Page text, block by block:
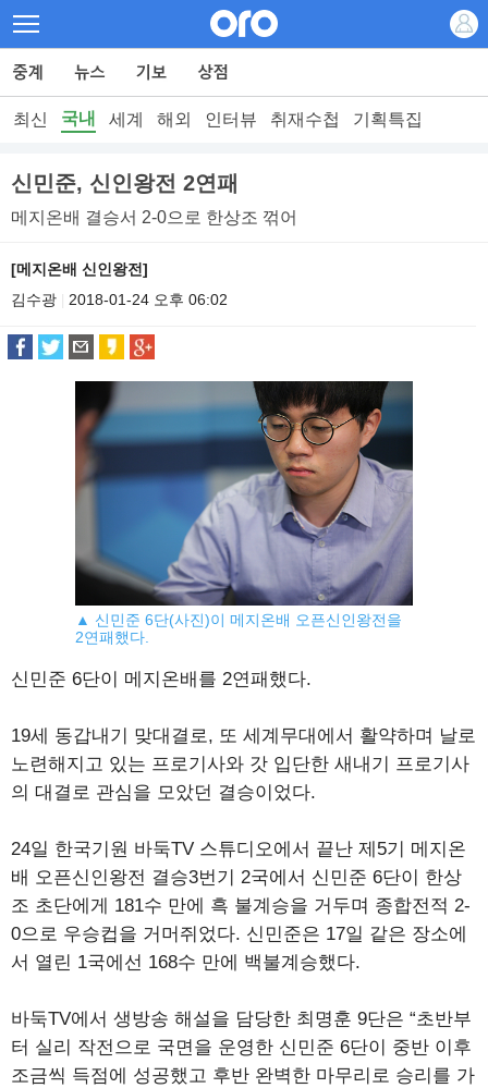
최신 국내 세계 해외 인터뷰 취재수첩 기획특집
신민준, 신인왕전 2연패
메지온배 결승서 2-0으로 한상조 꺾어
[메지온배 신인왕전]
김수광
2018-01-24 오후 06:02
▲ 신민준 6단(사진)이 메지온배 오픈신인왕전을
2연패했다.
신민준 6단이 메지온배를 2연패했다.
19세 동갑내기 맞대결로, 또 세계무대에서 활약하며 날로
노련해지고 있는 프로기사와 갓 입단한 새내기 프로기사
의 대결로 관심을 모았던 결승이었다.
24일 한국기원 바둑TV 스튜디오에서 끝난 제5기 메지온
배 오픈신인왕전 결승3번기 2국에서 신민준 6단이 한상
조 초단에게 181수 만에 흑 불계승을 거두며 종합전적 2-
0으로 우승컵을 거머쥐었다. 신민준은 17일 같은 장소에
서 열린 1국에선 168수 만에 백불계승했다.
바둑TV에서 생방송 해설을 담당한 최명훈 9단은 “초반부
터 실리 작전으로 국면을 운영한 신민준 6단이 중반 이후
조금씩 득점에 성공했고 후반 완벽한 마무리로 승리를 가